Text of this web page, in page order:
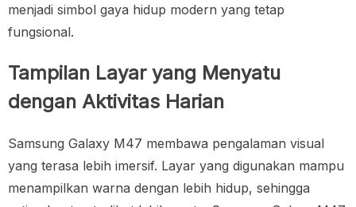
menjadi simbol gaya hidup modern yang tetap
fungsional.
Tampilan Layar yang Menyatu
dengan Aktivitas Harian
Samsung Galaxy M47 membawa pengalaman visual
yang terasa lebih imersif. Layar yang digunakan mampu
menampilkan warna dengan lebih hidup, sehingga